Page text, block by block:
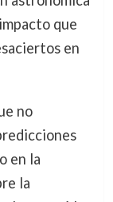
que
en
no
en la
la